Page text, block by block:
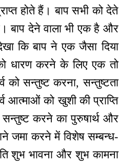
होते हैं। बाप सभी को देते
बाप देने वाला भी एक है और
कि बाप ने एक जैसा दिया
धारण करने के लिए एक तो
सन्तुष्ट करना, सन्तुष्टता
आत्माओं को खुशी की प्राप्ति
करने का पुरुषार्थ और
जमा करने में विशेष सम्बन्ध-
शुभ भावना और शुभ कामना